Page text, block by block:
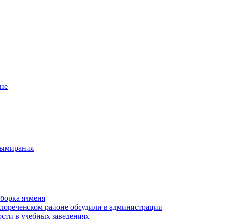
ячменя
районе обсудили в администрации
в учебных заведениях